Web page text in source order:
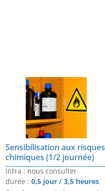
Sensibilisation aux risques
chimiques (1/2 journée)
Intra : nous consulter
durée :0,5 jour / 3,5 heures